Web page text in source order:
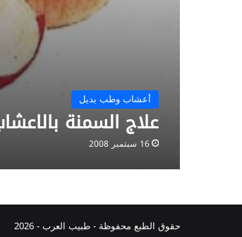
أعشاب وطب بديل
علاج السمنة
16 سبتمبر 2008
حقوق الطبع محفوظة -طبيب العرب- 2026